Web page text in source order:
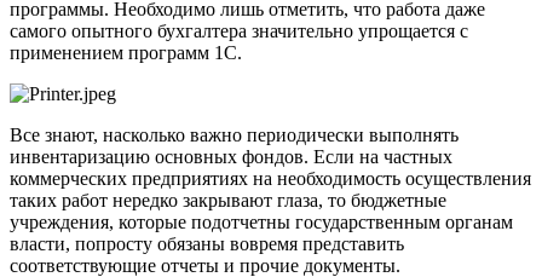
программы. Необходимо лишь отметить, что работа даже
самого опытного бухгалтера значительно упрощается с
применением программ 1С.
Все знают, насколько важно периодически выполнять
инвентаризацию основных фондов. Если на частных
коммерческих предприятиях на необходимость осуществления
таких работ нередко закрывают глаза, то бюджетные
учреждения, которые подотчетны государственным органам
власти, попросту обязаны вовремя представить
соответствующие отчеты и прочие документы.